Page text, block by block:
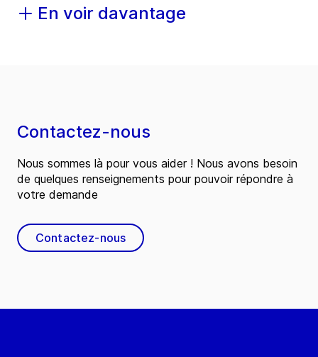
En voir davantage
Contactez-nous
Nous sommes là pour vous aider ! Nous avons besoin
de quelques renseignements pour pouvoir répondre à
votre demande
Contactez-nous